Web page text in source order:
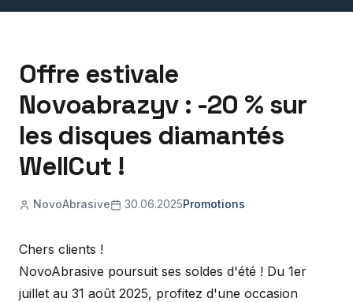
Offre estivale
Novoabrazyv : -20 % sur
les disques diamantés
WellCut !
NovoAbrasive 30.06.2025Promotions
Chers clients !
NovoAbrasive poursuit ses soldes d'été ! Du 1er
juillet au 31 août 2025, profitez d'une occasion